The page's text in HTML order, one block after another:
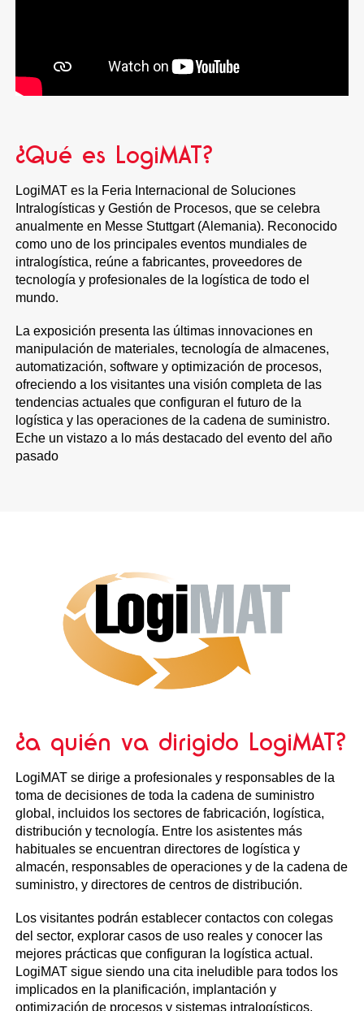
¿Qué es LogiMAT?
LogiMAT es la Feria Internacional de Soluciones
Intralogísticas y Gestión de Procesos, que se celebra
anualmente en Messe Stuttgart (Alemania). Reconocido
como uno de los principales eventos mundiales de
intralogística, reúne a fabricantes, proveedores de
tecnología y profesionales de la logística de todo el
mundo.
La exposición presenta las últimas innovaciones en
manipulación de materiales, tecnología de almacenes,
automatización, software y optimización de procesos,
ofreciendo a los visitantes una visión completa de las
tendencias actuales que configuran el futuro de la
logística y las operaciones de la cadena de suministro.
Eche un vistazo a lo más destacado del evento del año
pasado
¿a quién va dirigido LogiMAT?
LogiMAT se dirige a profesionales y responsables de la
toma de decisiones de toda la cadena de suministro
global, incluidos los sectores de fabricación, logística,
distribución y tecnología. Entre los asistentes más
habituales se encuentran directores de logística y
almacén, responsables de operaciones y de la cadena de
suministro, y directores de centros de distribución.
Los visitantes podrán establecer contactos con colegas
del sector, explorar casos de uso reales y conocer las
mejores prácticas que configuran la logística actual.
LogiMAT sigue siendo una cita ineludible para todos los
implicados en la planificación, implantación y
optimización de procesos y sistemas intralogísticos.